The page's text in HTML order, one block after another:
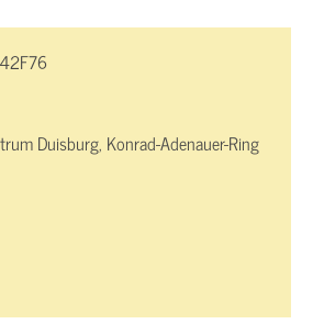
Duisburg, Konrad-Adenauer-Ring